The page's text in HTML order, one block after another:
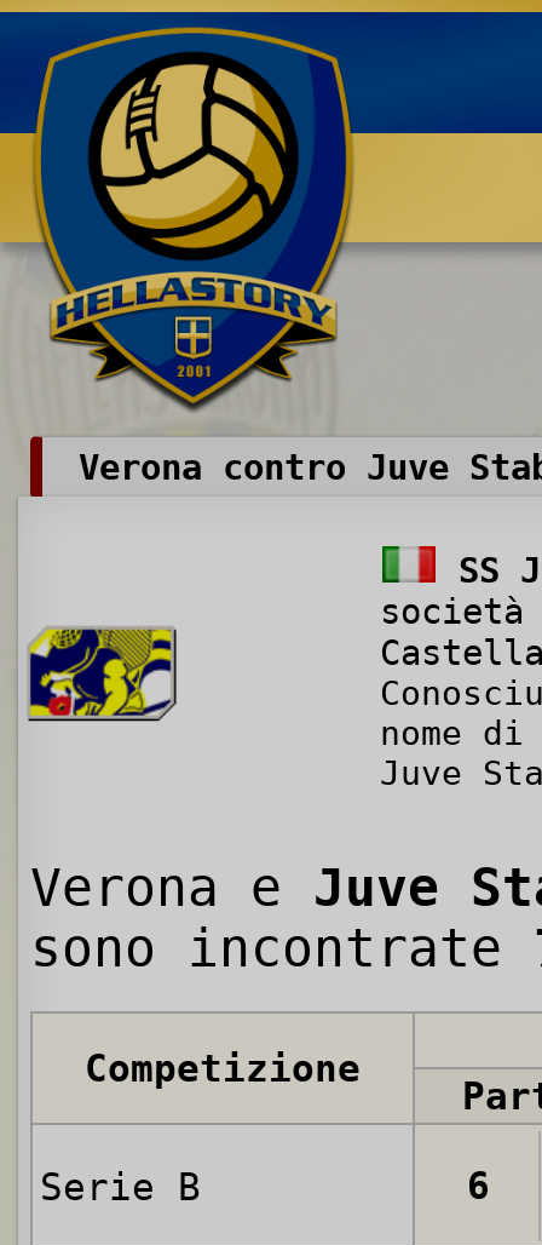
Benvenuti su HELLASTORY.net
Verona contro Juve
SS
nome
Juve
Verona e Juve
sono incontrate
Competizione
Serie B 6